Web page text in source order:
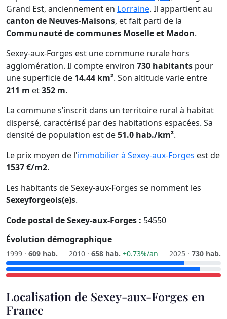
Grand Est, anciennement en Lorraine. Il appartient au
canton de Neuves-Maisons, et fait parti de la
Communauté de communes Moselle et Madon.
Sexey-aux-Forges est une commune rurale hors
agglomération. Il compte environ 730 habitants pour
une superficie de 14.44 km². Son altitude varie entre
211 m et352 m.
La commune s’inscrit dans un territoire rural à habitat
dispersé, caractérisé par des habitations espacées. Sa
densité de population est de51.0 hab./km².
Le prix moyen de l'immobilier à Sexey-aux-Forges est de
1537 €/m2.
Les habitants de Sexey-aux-Forges se nomment les
Sexeyforgeois(e)s.
Code postal de Sexey-aux-Forges : 54550
Évolution démographique
1999 · 609 hab. 2010 · 658 hab. +0.73%/an 2025 · 730 hab.
Localisation de Sexey-aux-Forges en
France